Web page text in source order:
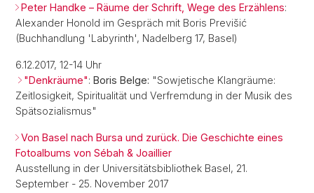
Peter Handke – Räume der Schrift, Wege des Erzählens:
Alexander Honold im Gespräch mit Boris Previšić
(Buchhandlung 'Labyrinth', Nadelberg 17, Basel)
6.12.2017, 12-14 Uhr
"Denkräume": Boris Belge: "Sowjetische Klangräume:
Zeitlosigkeit, Spiritualität und Verfremdung in der Musik des
Spätsozialismus"
Von Basel nach Bursa und zurück. Die Geschichte eines
Fotoalbums von Sébah & Joaillier
Ausstellung in der Universitätsbibliothek Basel, 21.
September - 25. November 2017